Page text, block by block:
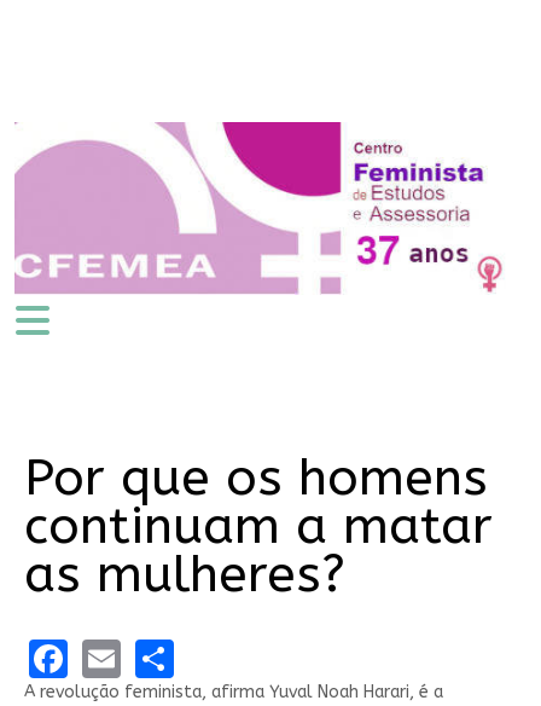
Por que os homens
continuam a matar
as mulheres?
Facebook
EmailShare
A revolução feminista, afirma Yuval Noah Harari, é a